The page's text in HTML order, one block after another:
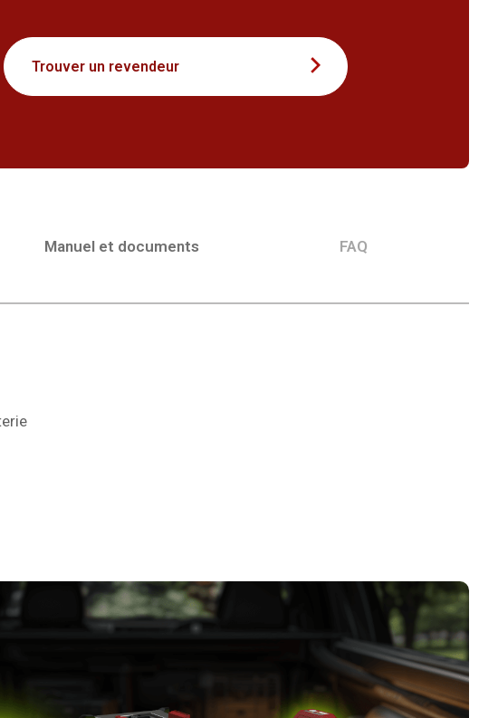
Trouver un revendeur
Manuel et documents FAQ